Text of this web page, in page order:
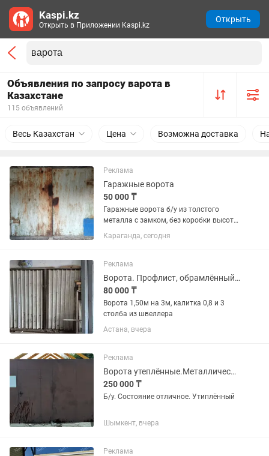
Объявления по запросу варота в
Казахстане
115 объявлений
Весь Казахстан Цена Возможна доставка
Реклама
Гаражные ворота
50 000 ₸
Гаражные ворота б/у из толстого
металла с замком, без коробки высота
2м ширина 2.5м
Караганда, сегодня
Реклама
Ворота. Профлист, обрамлённый уголком
80 000 ₸
Ворота 1,50м на 3м, калитка 0,8 и 3
столба из швеллера
Астана, вчера
Реклама
Ворота утеплённые.Металлический
250 000 ₸
Б/у. Состояние отличное. Утиплённый
Шымкент, вчера
Реклама
Kaspi.kz
Открыть в Приложении Kaspi.kz
Открыть